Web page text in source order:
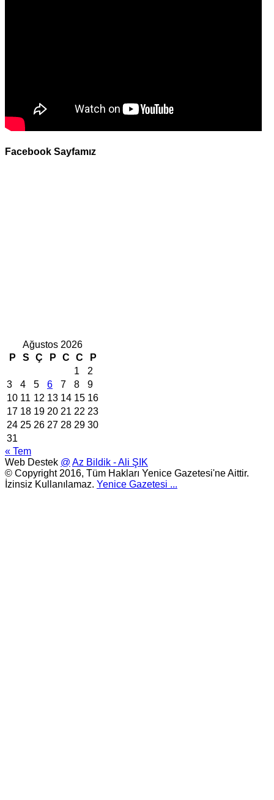
Facebook Sayfamız
Ağustos 2026
P
S Ç P C C
P
1
2
3
4 5 6 7 8
9
10 11 12 13 14 15 16
17 18 19 20 21 22 23
24 25 26 27 28 29 30
31
« Tem
Web Destek @ Az Bildik - Ali ŞIK
© Copyright 2016, Tüm Hakları Yenice Gazetesi'ne Aittir.
İzinsiz Kullanılamaz. Yenice Gazetesi ...